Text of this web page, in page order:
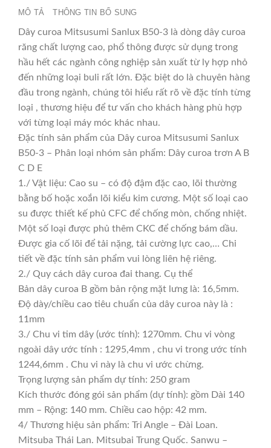
MÔ TẢ THÔNG TIN BỔ SUNG
Dây curoa Mitsusumi Sanlux B50-3 là dòng dây curoa
răng chất lượng cao, phổ thông được sử dụng trong
hầu hết các ngành công nghiệp sản xuất từ ly hợp nhỏ
đến những loại buli rất lớn. Đặc biệt do là chuyên hàng
đầu trong ngành, chúng tôi hiểu rất rõ về đặc tính từng
loại , thương hiệu để tư vấn cho khách hàng phù hợp
với từng loại máy móc khác nhau.
Đặc tính sản phẩm của Dây curoa Mitsusumi Sanlux
B50-3 – Phân loại nhóm sản phẩm: Dây curoa trơn A B
C D E
1./ Vật liệu: Cao su – có độ đậm đặc cao, lõi thường
bằng bố hoặc xoắn lõi kiểu kim cương. Một số loại cao
su được thiết kế phủ CFC để chống mòn, chống nhiệt.
Một số loại được phủ thêm CKC để chống bám dầu.
Được gia cố lõi để tải nặng, tải cường lực cao,… Chi
tiết về đặc tính sản phẩm vui lòng liên hệ riêng.
2./ Quy cách dây curoa đai thang. Cụ thể
Bản dây curoa B gồm bản rộng mặt lưng là: 16,5mm.
Độ dày/chiều cao tiêu chuẩn của dây curoa này là :
11mm
3./ Chu vi tim dây (ước tính): 1270mm. Chu vi vòng
ngoài dây ước tính : 1295,4mm , chu vi trong ước tính
1244,6mm . Chu vi này là chu vi ước chừng.
Trọng lượng sản phẩm dự tính: 250 gram
Kích thước đóng gói sản phẩm (dự tính): gồm Dài 140
mm – Rộng: 140 mm. Chiều cao hộp: 42 mm.
4/ Thương hiệu sản phẩm: Tri Angle – Đài Loan.
Mitsuba Thái Lan. Mitsubai Trung Quốc. Sanwu –